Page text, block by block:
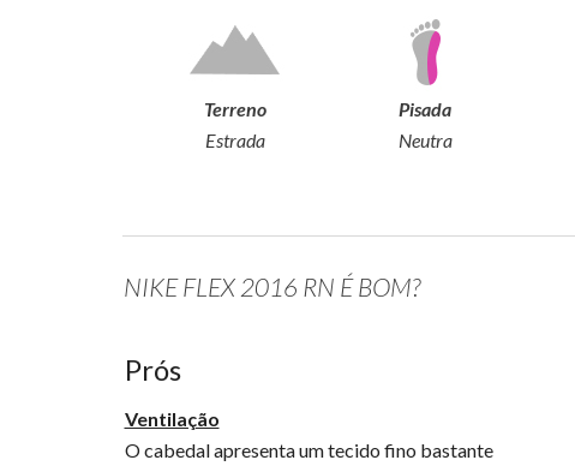
Terreno
Estrada
Pisada
Neutra
NIKE FLEX 2016 RN É BOM?
Prós
Ventilação
O cabedal apresenta um tecido fino bastante